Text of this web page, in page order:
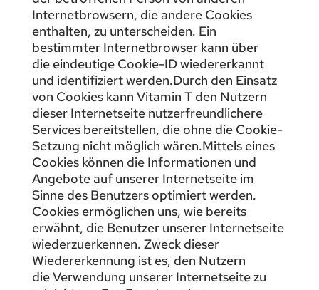
Internetbrowsern, die andere Cookies
enthalten, zu unterscheiden. Ein
bestimmter Internetbrowser kann über
die eindeutige Cookie-ID wiedererkannt
und identifiziert werden.Durch den Einsatz
von Cookies kann Vitamin T den Nutzern
dieser Internetseite nutzerfreundlichere
Services bereitstellen, die ohne die Cookie-
Setzung nicht möglich wären.Mittels eines
Cookies können die Informationen und
Angebote auf unserer Internetseite im
Sinne des Benutzers optimiert werden.
Cookies ermöglichen uns, wie bereits
erwähnt, die Benutzer unserer Internetseite
wiederzuerkennen. Zweck dieser
Wiedererkennung ist es, den Nutzern
die Verwendung unserer Internetseite zu